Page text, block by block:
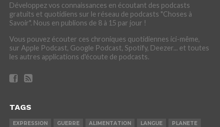
Développez vos connaissances en écoutant des podcasts
gratuits et quotidiens sur le réseau de podcasts "Choses à
Savoir". Nous en publions de 8 à 15 par jour !
Vous pouvez écouter ces chroniques quotidiennes ici-même,
sur Apple Podcast, Google Podcast, Spotify, Deezer... et toutes
les autres applications d'écoute de podcasts.
TAGS
EXPRESSION GUERRE ALIMENTATION LANGUE
PLANETE